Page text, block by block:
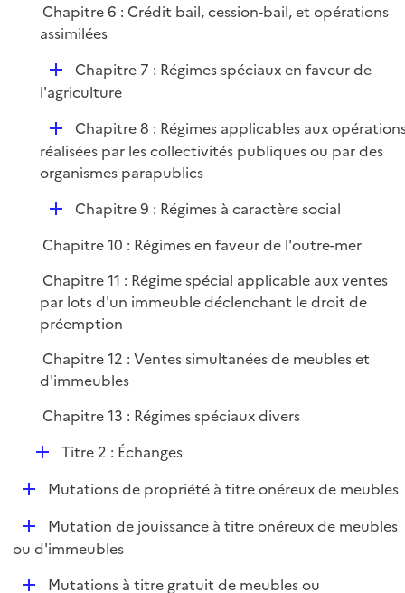
Chapitre 6 : Crédit bail, cession-bail, et opérations
assimilées
D
é
i
e
Chapitre 7 : Régimes spéciaux en faveur de
l'agriculture
D
é
p
r
Chapitre 8 : Régimes applicables aux
réalisées par les collectivités publiques ou par des
organismes parapublics
D
p
l
i
e
Chapitre 9 : Régimes à caractère social
Chapitre 10 : Régimes en faveur de l'outre-mer
Chapitre 11 : Régime spécial applicable aux ventes
par lots d'un immeuble déclenchant le droit de
préemption
Chapitre 12 : Ventes simultanées de meubles et
d'immeubles
Chapitre 13 : Régimes spéciaux divers
D
p
e
r
Titre 2 : Échanges
D
l
Mutations de propriété à titre onéreux de meubles
D
é
Mutation de jouissance à titre onéreux de meubles
ou d'immeubles
DMutations à titre gratuit de meubles ou